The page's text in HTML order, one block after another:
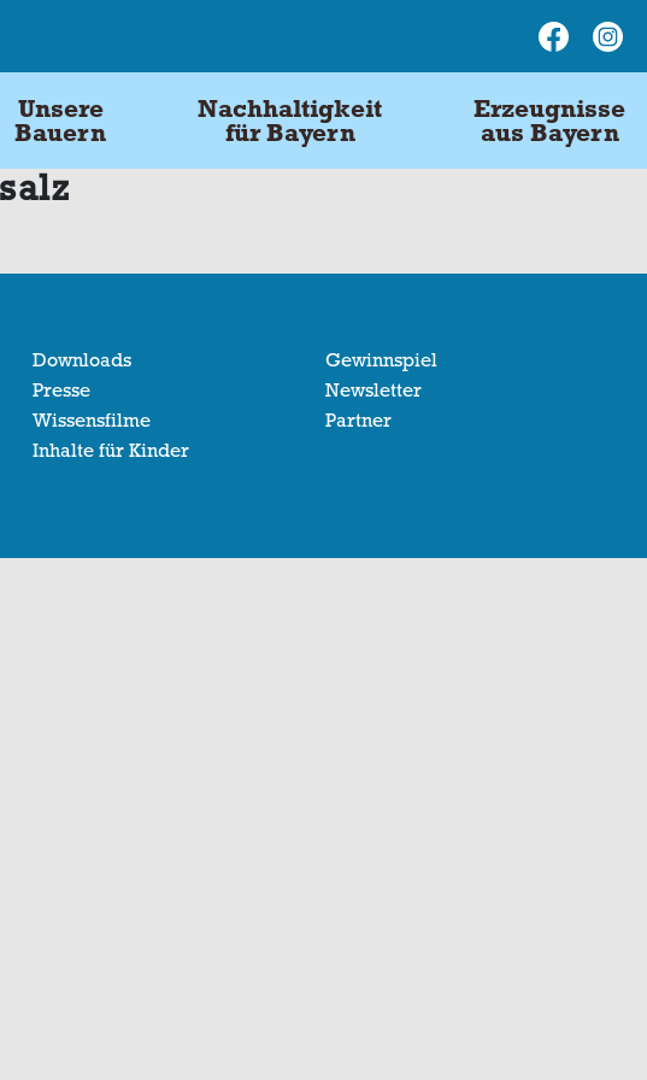
Unsere
Bauern
Nachhaltigkeit
für Bayern
Erzeugnisse
aus Bayern
Downloads
Presse
Wissensfilme
Inhalte für Kinder
Gewinnspiel
Newsletter
Partner